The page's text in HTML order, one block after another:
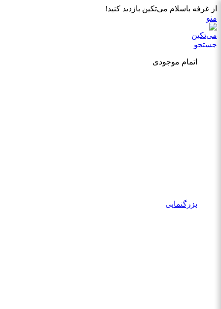
از غرفه باسلام می‌تکین بازدید کنید!
منو
جستجو
اتمام موجودی
بزرگنمایی